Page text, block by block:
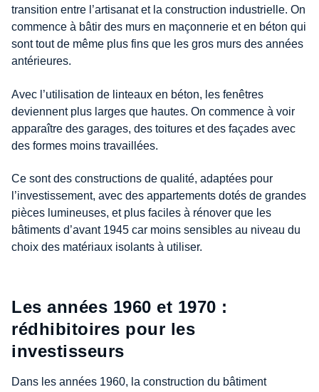
transition entre l’artisanat et la construction industrielle. On
commence à bâtir des murs en maçonnerie et en béton qui
sont tout de même plus fins que les gros murs des années
antérieures.
Avec l’utilisation de linteaux en béton, les fenêtres
deviennent plus larges que hautes. On commence à voir
apparaître des garages, des toitures et des façades avec
des formes moins travaillées.
Ce sont des constructions de qualité, adaptées pour
l’investissement, avec des appartements dotés de grandes
pièces lumineuses, et plus faciles à rénover que les
bâtiments d’avant 1945 car moins sensibles au niveau du
choix des matériaux isolants à utiliser.
Les années 1960 et 1970 :
rédhibitoires pour les
investisseurs
Dans les années 1960, la construction du bâtiment